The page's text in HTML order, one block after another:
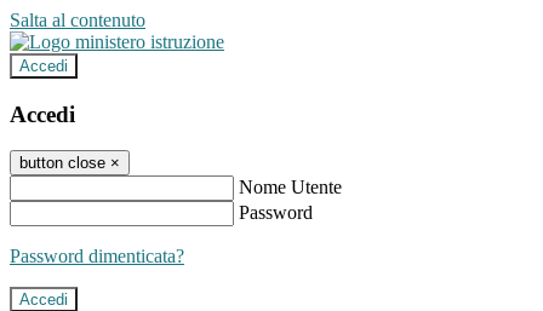
Salta al contenuto
Accedi
Accedi
button close ×
Nome Utente
Password
Password dimenticata?